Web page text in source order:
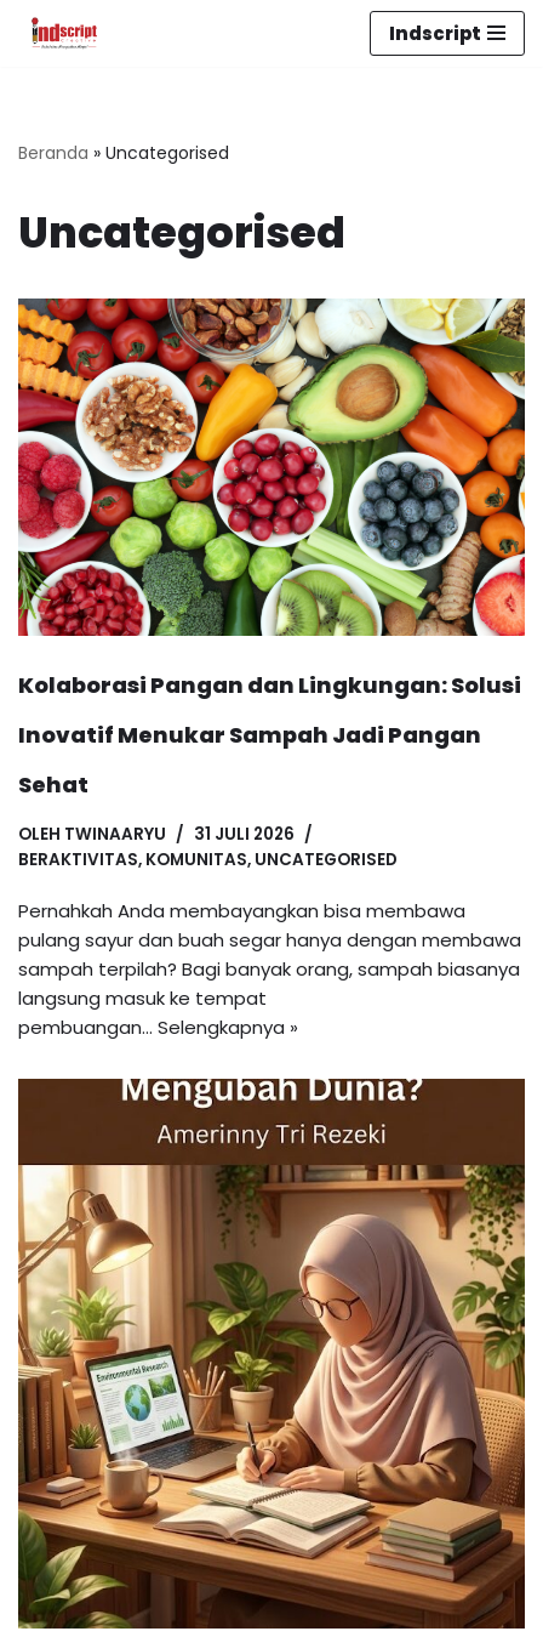
Indscript
Beranda » Uncategorised
Uncategorised
Kolaborasi Pangan dan Lingkungan: Solusi
Inovatif Menukar Sampah Jadi Pangan
Sehat
OLEH TWINAARYU
31 JULI 2026
BERAKTIVITAS, KOMUNITAS, UNCATEGORISED
Pernahkah Anda membayangkan bisa membawa
pulang sayur dan buah segar hanya dengan membawa
sampah terpilah? Bagi banyak orang, sampah biasanya
langsung masuk ke tempat
pembuangan… Selengkapnya »